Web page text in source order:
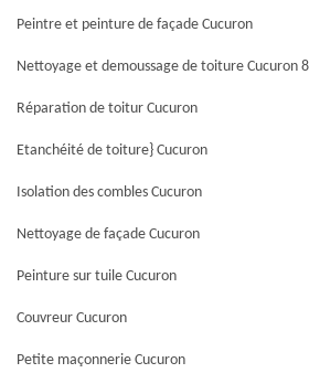
Peintre et peinture de façade Cucuron
Nettoyage et demoussage de toiture Cucuron
Réparation de toitur Cucuron
Etanchéité de toiture} Cucuron
Isolation des combles Cucuron
Nettoyage de façade Cucuron
Peinture sur tuile Cucuron
Couvreur Cucuron
Petite maçonnerie Cucuron